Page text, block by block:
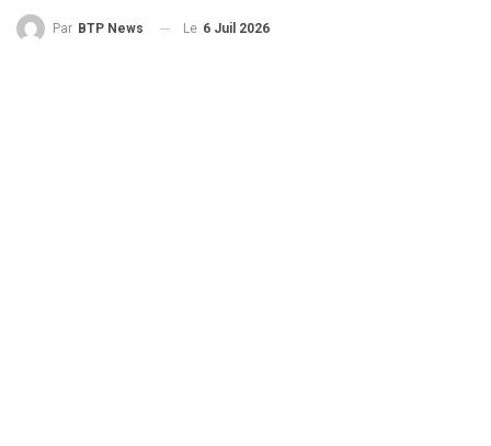
Par BTP News Le 6 Juil 2026